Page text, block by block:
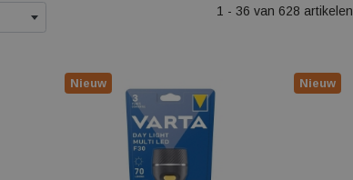
1 - 36 van 628 artikelen
Nieuw Nieuw